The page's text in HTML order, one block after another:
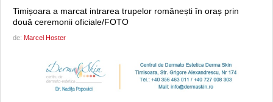
Timișoara a marcat intrarea trupelor românești în oraș prin
două ceremonii oficiale/FOTO
de: Marcel Hoster